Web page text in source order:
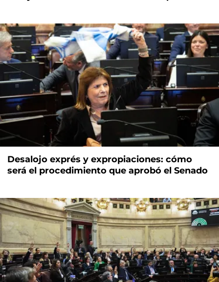
Desalojo exprés y expropiaciones: cómo
será el procedimiento que aprobó el Senado